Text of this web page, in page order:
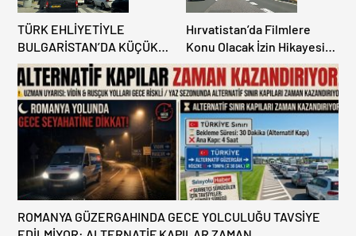
TÜRK EHLİYETİYLE
BULGARİSTAN’DA KÜÇÜK
HATA, ARACINA 6 AY EL
KONULMASINA YOL AÇTI
Hırvatistan’da Filmlere
Konu Olacak İzin Hikayesi:
Benzinlikte Eşini Unuttu!
ROMANYA GÜZERGAHINDA GECE YOLCULUĞU TAVSİYE